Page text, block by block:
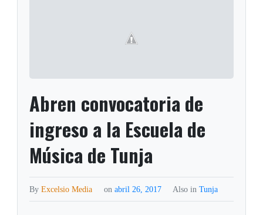
Abren convocatoria de
ingreso a la Escuela de
Música de Tunja
ByExcelsio Media on abril 26, 2017 Also in Tunja